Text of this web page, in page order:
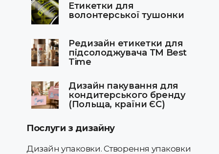
Етикетки для
волонтерської тушонки
Редизайн етикетки для
підсолоджувача ТМ Best
Time
Дизайн пакування для
кондитерського бренду
(Польща, країни ЄС)
Послуги з дизайну
Дизайн упаковки. Створення упаковки